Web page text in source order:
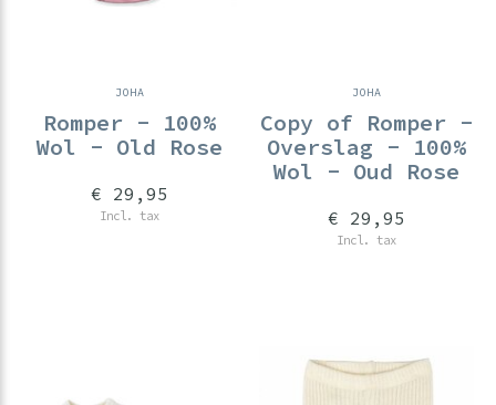
JOHA
Romper - 100%
Wol - Old Rose
€ 29,95
Incl. tax
JOHA
Copy of Romper -
Overslag - 100%
Wol - Oud Rose
€ 29,95
Incl. tax